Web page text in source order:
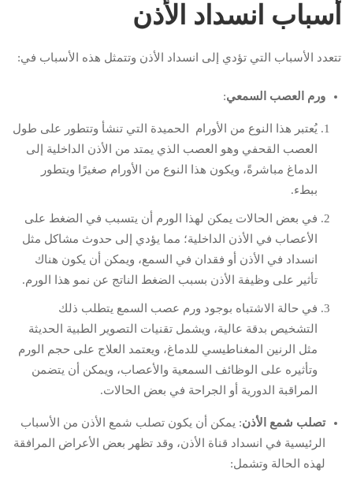
أسباب انسداد الأذن
تتعدد الأسباب التي تؤدي إلى انسداد الأذن وتتمثل هذه الأسباب في:
ورم العصب السمعي:
يُعتبر هذا النوع من الأورام الحميدة التي تنشأ وتتطور على طول
العصب القحفي وهو العصب الذي يمتد من الأذن الداخلية إلى
الدماغ مباشرةً، ويكون هذا النوع من الأورام صغيرًا ويتطور
ببطء.
في بعض الحالات يمكن لهذا الورم أن يتسبب في الضغط على
الأعصاب في الأذن الداخلية؛ مما يؤدي إلى حدوث مشاكل مثل
انسداد في الأذن أو فقدان في السمع، ويمكن أن يكون هناك
تأثير على وظيفة الأذن بسبب الضغط الناتج عن نمو هذا الورم.
في حالة الاشتباه بوجود ورم عصب السمع يتطلب ذلك
التشخيص بدقة عالية، ويشمل تقنيات التصوير الطبية الحديثة
مثل الرنين المغناطيسي للدماغ، ويعتمد العلاج على حجم الورم
وتأثيره على الوظائف السمعية والأعصاب، ويمكن أن يتضمن
المراقبة الدورية أو الجراحة في بعض الحالات.
تصلب شمع الأذن: يمكن أن يكون تصلب شمع الأذن من الأسباب
الرئيسية في انسداد قناة الأذن، وقد تظهر بعض الأعراض المرافقة
لهذه الحالة وتشمل: